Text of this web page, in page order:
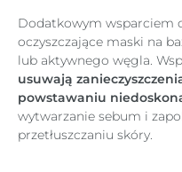
Dodatkowym wsparciem
oczyszczające maski na
lub aktywnego węgla.
usuwają
powstawaniu
wytwarzanie sebum i
przetłuszczaniu skóry.